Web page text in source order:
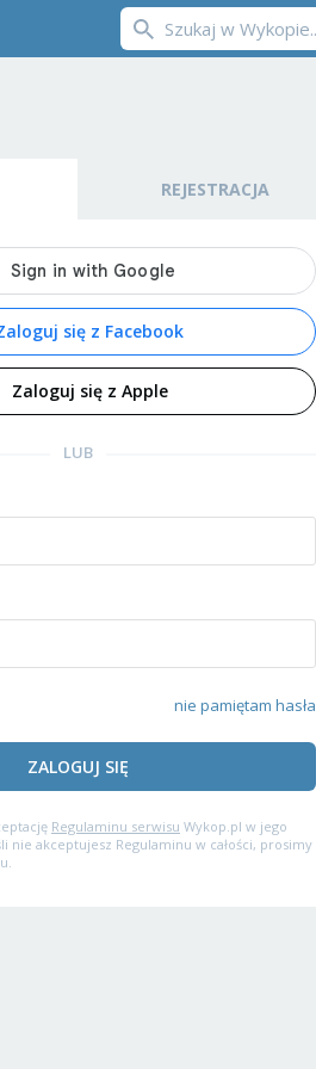
REJESTRACJA
się z Facebook
Zaloguj się z Apple
LUB
nie pamiętam hasła
ZALOGUJ SIĘ
Regulaminu serwisu Wykop.pl w jego
nie akceptujesz Regulaminu w całości, prosimy